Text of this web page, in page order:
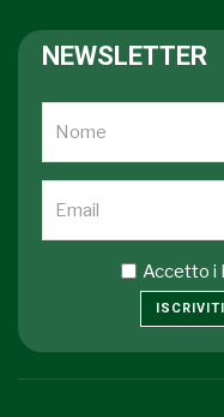
NEWSLETTER
Accetto i
ISCRIVITI